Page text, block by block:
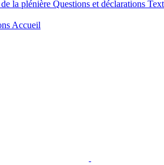
la plénière Questions et déclarations
Accueil